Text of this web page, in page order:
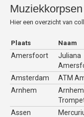
Muziekkorpsen
Hier een overzicht van
Plaats Naam
Amersfoort
Juliana
Amsterdam ATM
Arnhem
Assen